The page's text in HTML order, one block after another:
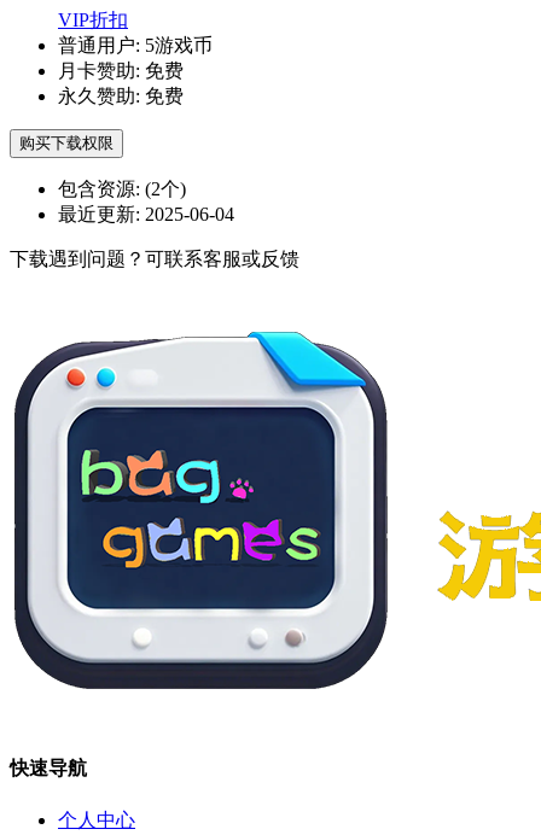
VIP折扣
普通用户: 5游戏币
月卡赞助: 免费
永久赞助: 免费
购买下载权限
包含资源: (2个)
最近更新: 2025-06-04
下载遇到问题？可联系客服或反馈
快速导航
个人中心